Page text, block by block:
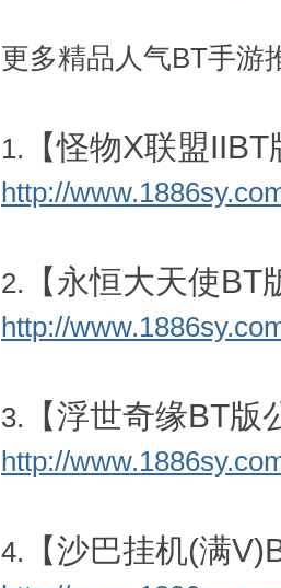
更多精品人气BT手游
1. 【怪物X联盟
http://
2. 【永恒大天使BT
http://
3. 【浮世奇缘BT版
http://
4. 【沙巴挂机(满